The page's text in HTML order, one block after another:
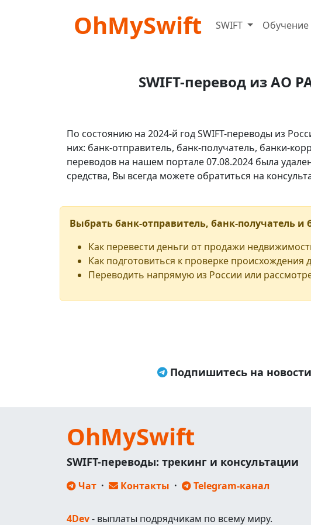
OhMySwift SWIFT Обучение
SWIFT-перевод из АО
По состоянию на 2024-й год SWIFT-переводы из
них: банк-отправитель, банк-получатель, банки-
переводов на нашем портале 07.08.2024 была
средства, Вы всегда можете обратиться на
Выбрать банк-отправитель, банк-получатель и
Как перевести деньги от продажи
Как подготовиться к проверке происхождения
Переводить напрямую из России или
Подпишитесь на
OhMySwift
SWIFT-переводы: трекинг и консультации
Чат · Контакты · Telegram-канал
4Dev- выплаты подрядчикам по всему миру.